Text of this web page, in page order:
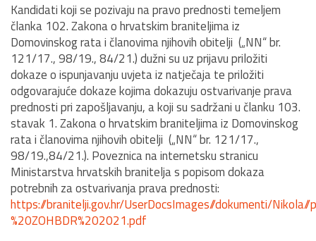
Kandidati koji se pozivaju na pravo prednosti temeljem
članka 102. Zakona o hrvatskim braniteljima iz
Domovinskog rata i članovima njihovih obitelji („NN“ br.
121/17., 98/19., 84/21.) dužni su uz prijavu priložiti
dokaze o ispunjavanju uvjeta iz natječaja te priložiti
odgovarajuće dokaze kojima dokazuju ostvarivanje prava
prednosti pri zapošljavanju, a koji su sadržani u članku 103.
stavak 1. Zakona o hrvatskim braniteljima iz Domovinskog
rata i članovima njihovih obitelji („NN“ br. 121/17.,
98/19.,84/21.). Poveznica na internetsku stranicu
Ministarstva hrvatskih branitelja s popisom dokaza
potrebnih za ostvarivanja prava prednosti:
https://branitelji.gov.hr/UserDocsImages//dokumenti/Nikola//
%20ZOHBDR%202021.pdf